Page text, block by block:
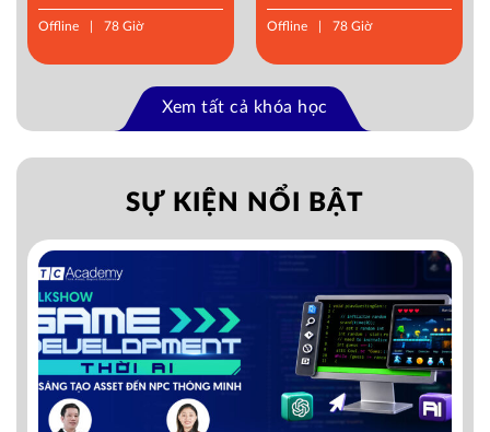
OPERATIONS
Offline 78 Giờ
MANAGEMENT
Offline 78 Giờ
Xem tất cả khóa học
SỰ KIỆN NỔI BẬT